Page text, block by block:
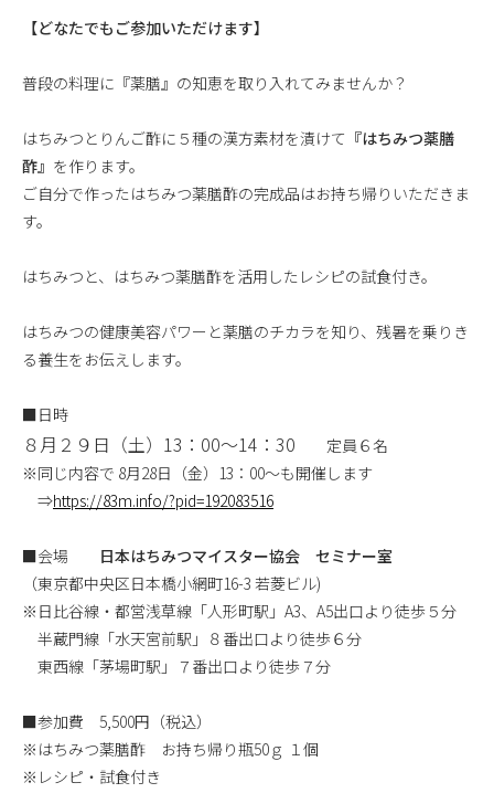
【どなたでもご参加いただけます】
普段の料理に『薬膳』の知恵を取り入れてみませんか？
はちみつとりんご酢に５種の漢方素材を漬けて 『はちみつ薬膳
酢』 を作ります。
ご自分で作ったはちみつ薬膳酢の完成品はお持ち帰りいただきま
す。
はちみつと、はちみつ薬膳酢を活用したレシピの試食付き。
はちみつの健康美容パワーと薬膳のチカラを知り、残暑を乗りき
る養生をお伝えします。
■日時
８月２９日（土）13：00～14：30 定員６名
※同じ内容で 8月28日（金）13：00～も開催します
⇒https://83m.info/?pid=192083516
■会場 日本はちみつマイスター協会 セミナー室
（東京都中央区日本橋小網町16-3 若菱ビル)
※日比谷線・都営浅草線「人形町駅」A3、A5出口より徒歩５分
半蔵門線「水天宮前駅」８番出口より徒歩６分
東西線「茅場町駅」７番出口より徒歩７分
■参加費 5,500円（税込）
※はちみつ薬膳酢 お持ち帰り瓶50ｇ １個
※レシピ・試食付き